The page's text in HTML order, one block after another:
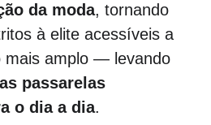
da moda, tornando
à elite acessíveis a
mais amplo — levando
passarelas
o dia a dia.